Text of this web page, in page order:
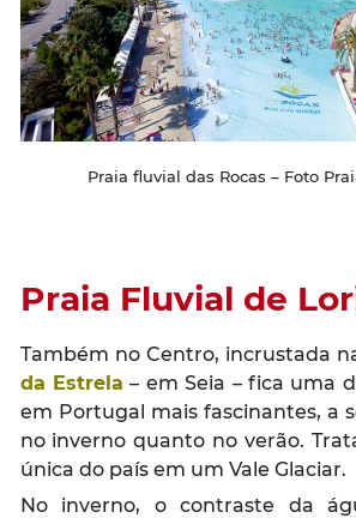
Praia fluvial das Rocas – Foto
Praia Fluvial de
Também no Centro, incrustada
da Estrela – em Seia – fica uma
em Portugal mais fascinantes, a
no inverno quanto no verão.
única do país em um Vale Glaciar.
No inverno, o contraste da